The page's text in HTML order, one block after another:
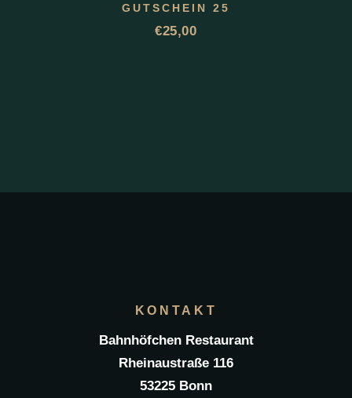
GUTSCHEIN 25
€25,00
KONTAKT
Bahnhöfchen Restaurant
Rheinaustraße 116
53225 Bonn